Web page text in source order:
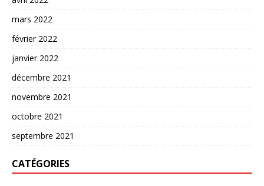
mars 2022
février 2022
janvier 2022
décembre 2021
novembre 2021
octobre 2021
septembre 2021
CATÉGORIES